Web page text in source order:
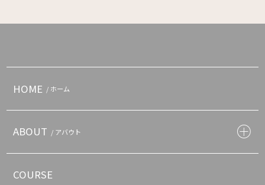
HOME / ホーム
ABOUT / アバウト
COURSE